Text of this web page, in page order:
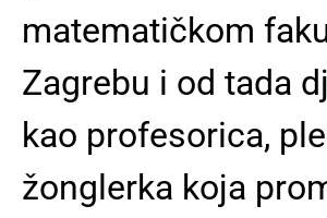
matematičkom
Zagrebu i od tada
kao profesorica,
žonglerka koja